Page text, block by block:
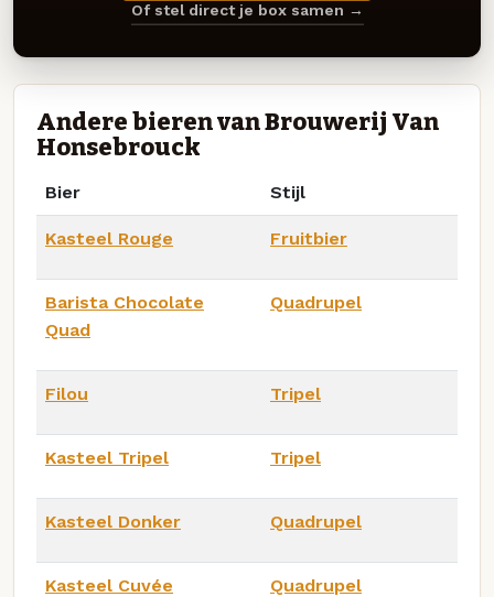
Of stel direct je box samen →
Andere bieren van Brouwerij Van
Honsebrouck
Bier Stijl
Kasteel Rouge Fruitbier
Barista Chocolate
Quad
Quadrupel
Filou Tripel
Kasteel Tripel Tripel
Kasteel Donker Quadrupel
Kasteel Cuvée Quadrupel